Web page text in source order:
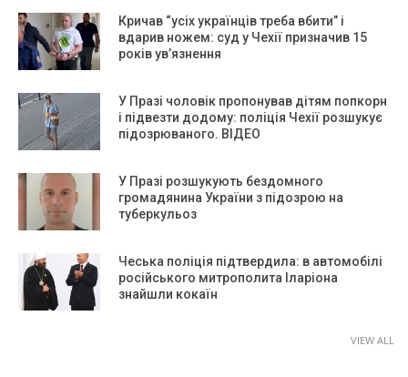
Кричав “усіх українців треба вбити” і
вдарив ножем: суд у Чехії призначив 15
років ув’язнення
У Празі чоловік пропонував дітям попкорн
і підвезти додому: поліція Чехії розшукує
підозрюваного. ВІДЕО
У Празі розшукують бездомного
громадянина України з підозрою на
туберкульоз
Чеська поліція підтвердила: в автомобілі
російського митрополита Іларіона
знайшли кокаїн
VIEW ALL